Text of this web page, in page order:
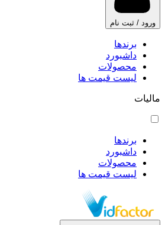
ورود / ثبت نام
برندها
داشبورد
محصولات
لیست قیمت ها
مالیات
برندها
داشبورد
محصولات
لیست قیمت ها